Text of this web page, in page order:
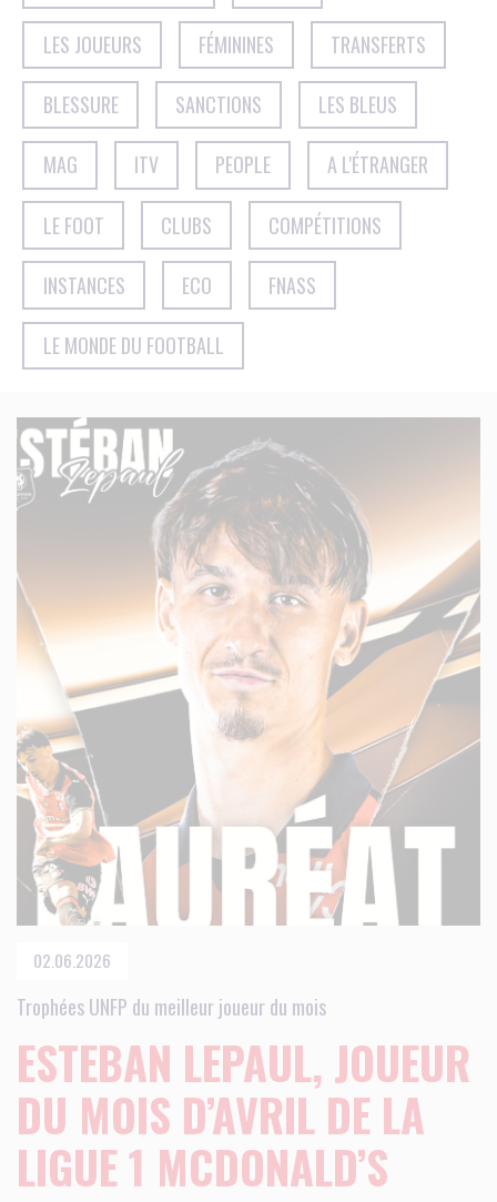
LES JOUEURS FÉMININES TRANSFERTS
BLESSURE SANCTIONS LES BLEUS
MAG ITV PEOPLE A L'ÉTRANGER
LE FOOT CLUBS COMPÉTITIONS
INSTANCES ECO FNASS
LE MONDE DU FOOTBALL
02.06.2026
Trophées UNFP du meilleur joueur du mois
ESTEBAN LEPAUL, JOUEUR
DU MOIS D’AVRIL DE LA
LIGUE 1 MCDONALD’S